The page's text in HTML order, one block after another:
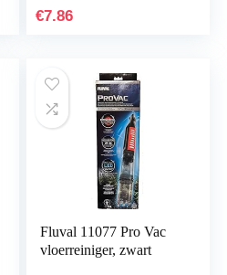
Schraper Reiniger Voor
€7.86
Fluval 11077 Pro Vac
vloerreiniger, zwart